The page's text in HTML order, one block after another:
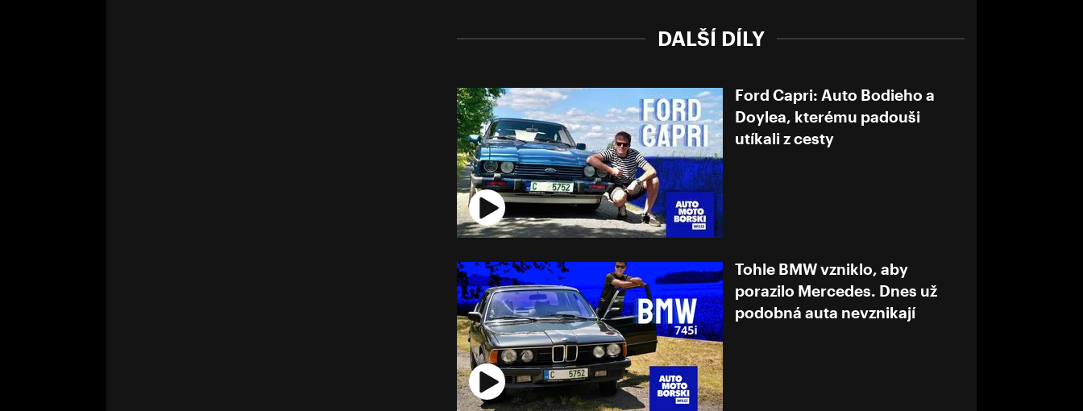
DALŠÍ DÍLY
Ford Capri: Auto Bodieho a
Doylea, kterému padouši
utíkali z cesty
Tohle BMW vzniklo, aby
porazilo Mercedes. Dnes už
podobná auta nevznikají